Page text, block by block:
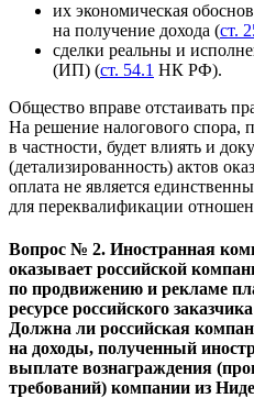
их экономическая
на получение дохода (ст.
сделки реальны и
(ИП) (ст. 54.1 НК РФ).
Общество вправе отстаивать
На решение налогового
в частности, будет влиять и
(детализированность) актов
оплата не является
для переквалификации
Вопрос № 2. Иностранная
оказывает российской
по продвижению и рекламе
ресурсе российского
Должна ли российская
на доходы, полученный
выплате вознаграждения
требований) компании из